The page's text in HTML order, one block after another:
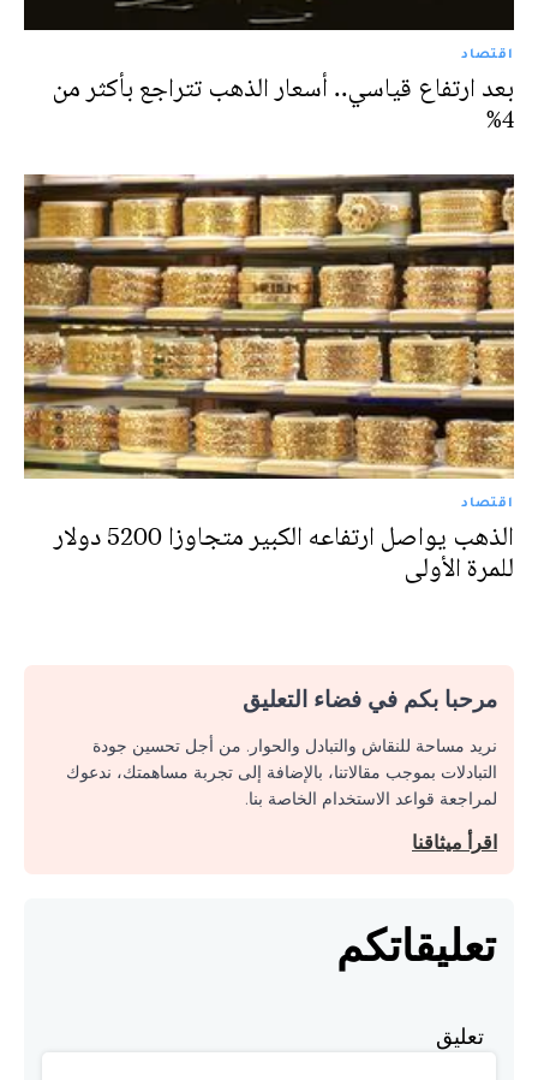
اقتصاد
بعد ارتفاع قياسي.. أسعار الذهب تتراجع بأكثر من
4%
اقتصاد
الذهب يواصل ارتفاعه الكبير متجاوزا 5200 دولار
للمرة الأولى
مرحبا بكم في فضاء التعليق
نريد مساحة للنقاش والتبادل والحوار. من أجل تحسين جودة
التبادلات بموجب مقالاتنا، بالإضافة إلى تجربة مساهمتك، ندعوك
لمراجعة قواعد الاستخدام الخاصة بنا.
اقرأ ميثاقنا
تعليقاتكم
تعليق